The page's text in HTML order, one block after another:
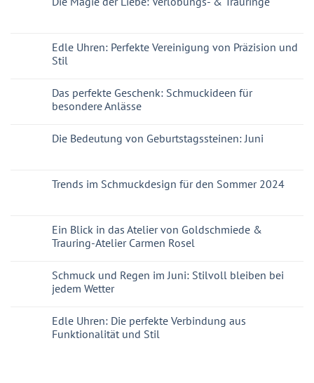
Edle Uhren: Perfekte Vereinigung von Präzision und
Stil
Das perfekte Geschenk: Schmuckideen für
besondere Anlässe
Die Bedeutung von Geburtstagssteinen: Juni
Trends im Schmuckdesign für den Sommer 2024
Ein Blick in das Atelier von Goldschmiede &
Trauring-Atelier Carmen Rosel
Schmuck und Regen im Juni: Stilvoll bleiben bei
jedem Wetter
Edle Uhren: Die perfekte Verbindung aus
Funktionalität und Stil